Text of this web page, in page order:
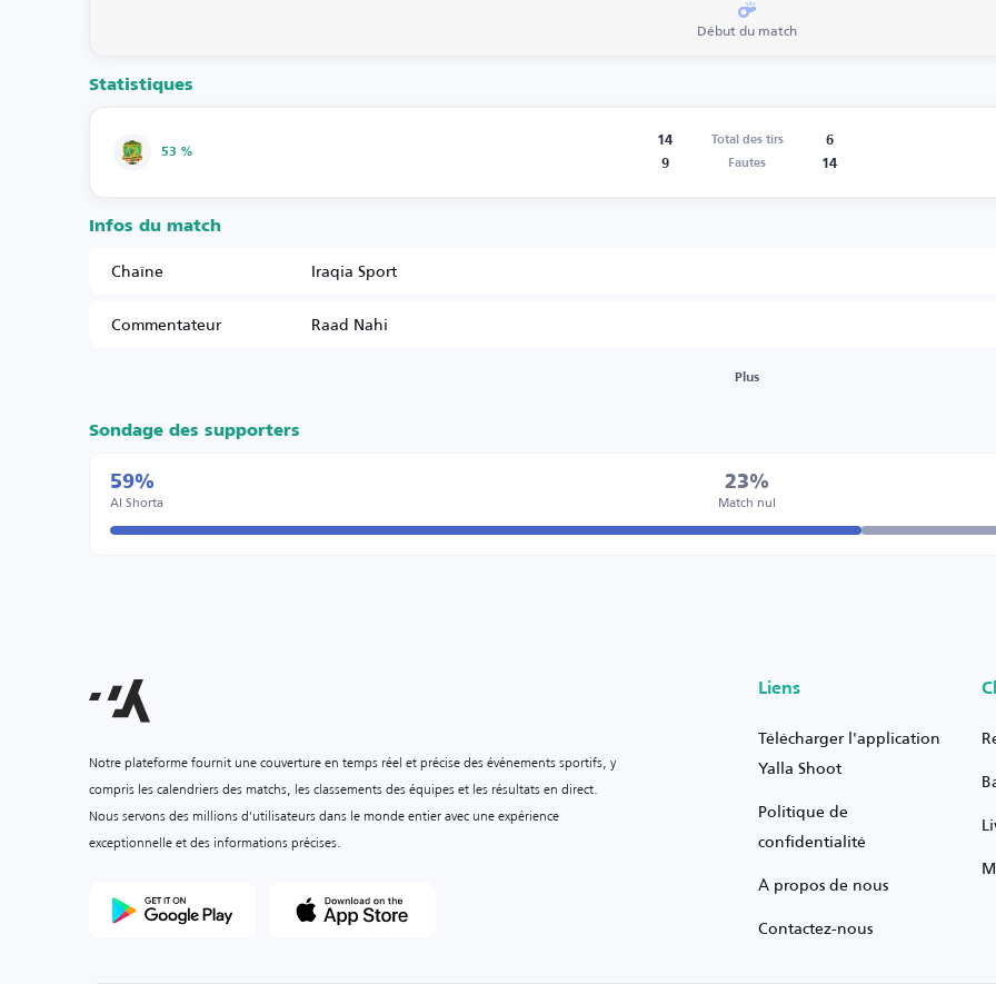
Début du match
Statistiques
53 %
14 Total des tirs
6
9
Fautes 14
Infos du match
Chaîne
Iraqia Sport
Commentateur
Raad Nahi
Plus
Sondage des supporters
59%
Al Shorta
23%
Match nul
Notre plateforme fournit une couverture en temps réel et précise des événements sportifs, y
compris les calendriers des matchs, les classements des équipes et les résultats en direct.
Nous servons des millions d'utilisateurs dans le monde entier avec une expérience
exceptionnelle et des informations précises.
Liens
Télécharger l'application
Yalla Shoot
Politique de
confidentialité
À propos de nous
Contactez-nous